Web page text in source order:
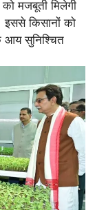
मजबूती मिलेगी
इससे किसानों को
आय सुनिश्चित